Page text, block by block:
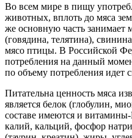
Во всем мире в пищу
животных, вплоть до мяса
же основную часть занимает
(говядина, телятина),
мясо птицы. В Российской
потребления на данный
по объему потребления идет
Питательна ценность мяса
является белок (глобулин,
составе имеются и
калий, кальций, фосфор